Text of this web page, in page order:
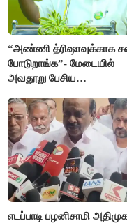
“அண்ணி த்ரிஷாவுக்காக
போடுறாங்க”- மேடையில்
அவதூறு பேசிய
எடப்பாடி பழனிசாமி